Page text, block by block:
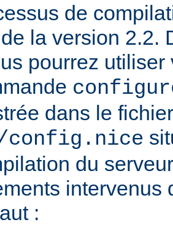
de
la version 2.2.
pourrez
dans le fichier
du
intervenus
: